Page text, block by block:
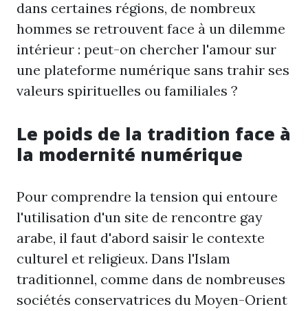
dans certaines régions, de nombreux
hommes se retrouvent face à un dilemme
intérieur : peut-on chercher l'amour sur
une plateforme numérique sans trahir ses
valeurs spirituelles ou familiales ?
Le poids de la tradition face à
la modernité numérique
Pour comprendre la tension qui entoure
l'utilisation d'un site de rencontre gay
arabe, il faut d'abord saisir le contexte
culturel et religieux. Dans l'Islam
traditionnel, comme dans de nombreuses
sociétés conservatrices du Moyen-Orient